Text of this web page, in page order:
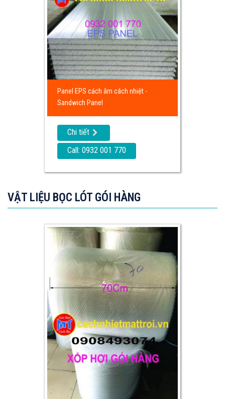
Panel EPS cách âm cách nhiệt -
Sandwich Panel
Chi tiết
Call: 0932 001 770
VẬT LIỆU BỌC LÓT GÓI HÀNG